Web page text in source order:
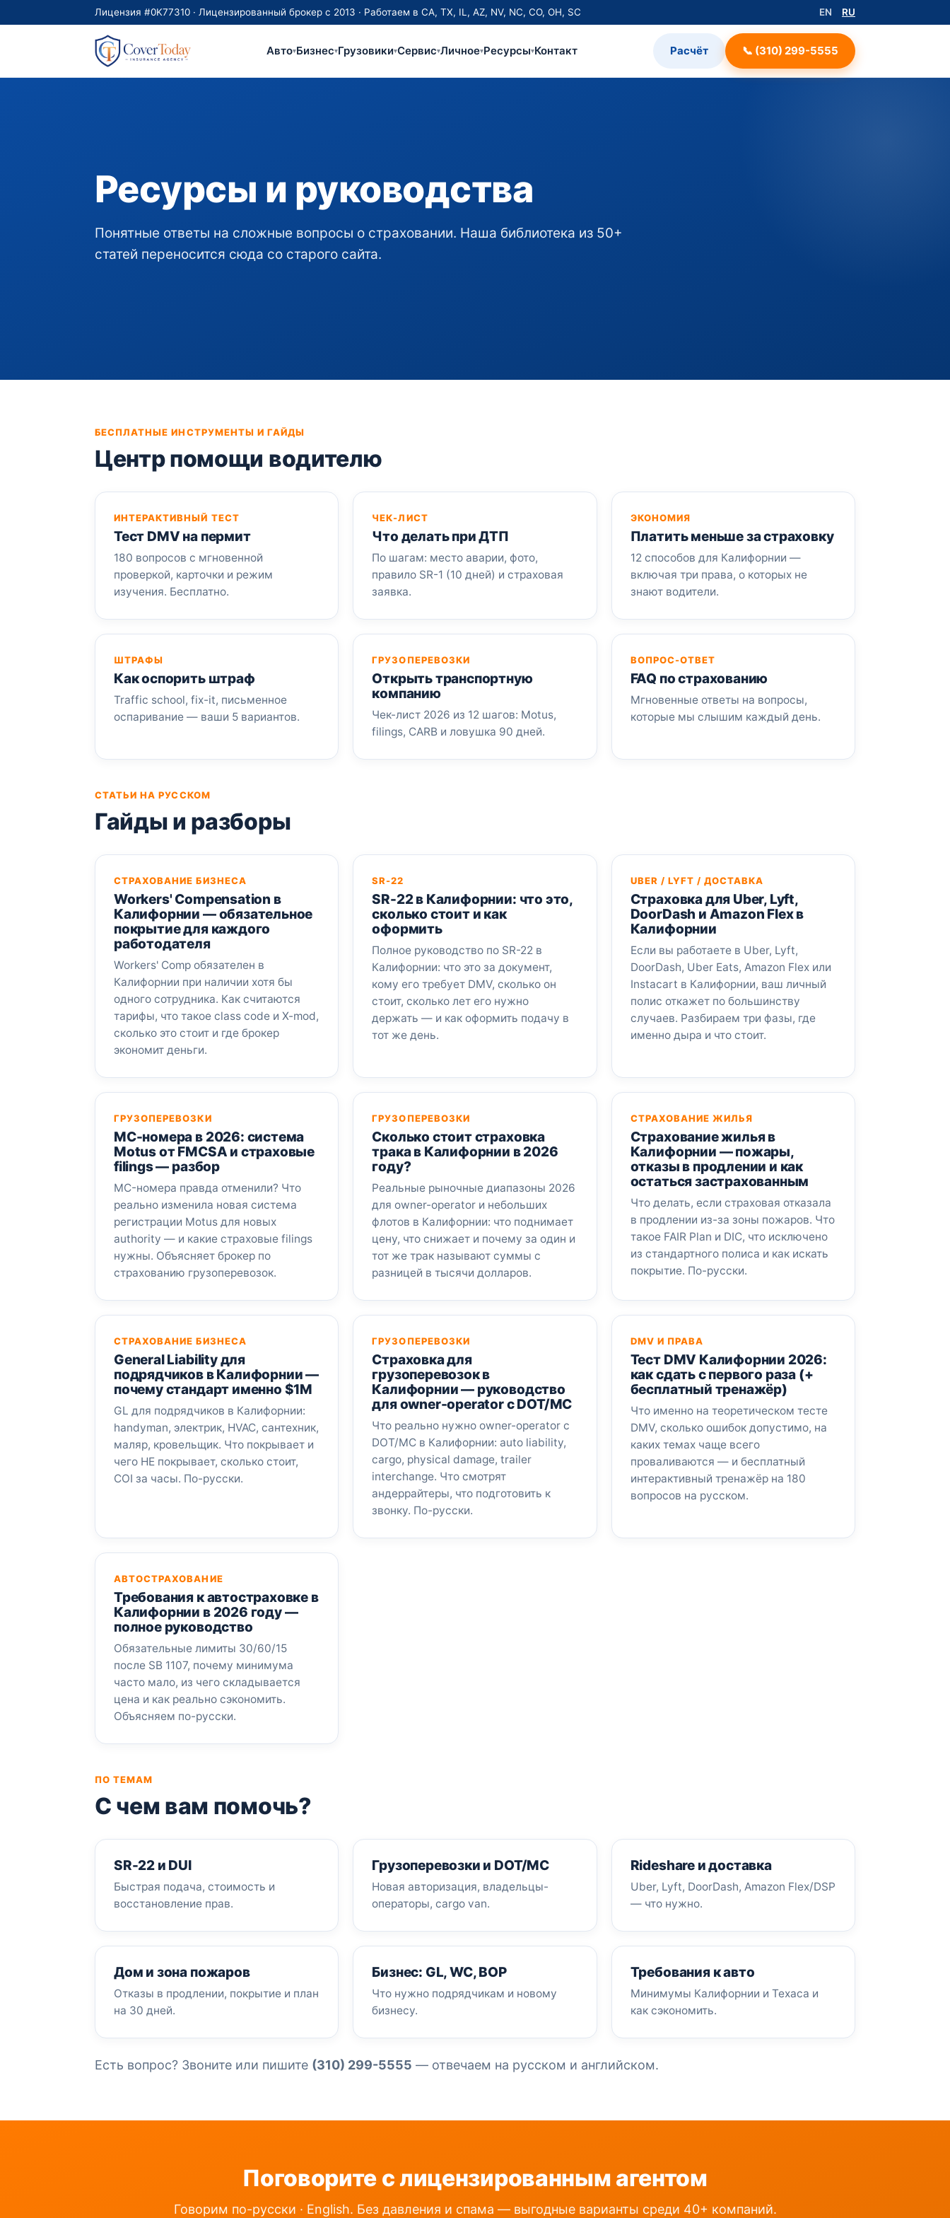
Лицензия #0K77310 · Лицензированный брокер с 2013 · Работаем в CA, TX, IL, AZ, NV, NC, CO, OH, SC EN RU
Авто▾Бизнес▾Грузовики▾Сервис▾Личное▾Ресурсы▾Контакт Расчёт 📞 (310) 299-5555
Ресурсы и руководства
Понятные ответы на сложные вопросы о страховании. Наша библиотека из 50+
статей переносится сюда со старого сайта.
БЕСПЛАТНЫЕ ИНСТРУМЕНТЫ И ГАЙДЫ
Центр помощи водителю
ИНТЕРАКТИВНЫЙ ТЕСТ
Тест DMV на пермит
180 вопросов с мгновенной
проверкой, карточки и режим
изучения. Бесплатно.
ЧЕК-ЛИСТ
Что делать при ДТП
По шагам: место аварии, фото,
правило SR-1 (10 дней) и страховая
заявка.
ЭКОНОМИЯ
Платить меньше за страховку
12 способов для Калифорнии —
включая три права, о которых не
знают водители.
ШТРАФЫ
Как оспорить штраф
Traffic school, fix-it, письменное
оспаривание — ваши 5 вариантов.
ГРУЗОПЕРЕВОЗКИ
Открыть транспортную
компанию
Чек-лист 2026 из 12 шагов: Motus,
filings, CARB и ловушка 90 дней.
ВОПРОС-ОТВЕТ
FAQ по страхованию
Мгновенные ответы на вопросы,
которые мы слышим каждый день.
СТАТЬИ НА РУССКОМ
Гайды и разборы
СТРАХОВАНИЕ БИЗНЕСА
Workers' Compensation в
Калифорнии — обязательное
покрытие для каждого
работодателя
Workers' Comp обязателен в
Калифорнии при наличии хотя бы
одного сотрудника. Как считаются
тарифы, что такое class code и X-mod,
сколько это стоит и где брокер
экономит деньги.
SR-22
SR-22 в Калифорнии: что это,
сколько стоит и как
оформить
Полное руководство по SR-22 в
Калифорнии: что это за документ,
кому его требует DMV, сколько он
стоит, сколько лет его нужно
держать — и как оформить подачу в
тот же день.
UBER / LYFT / ДОСТАВКА
Страховка для Uber, Lyft,
DoorDash и Amazon Flex в
Калифорнии
Если вы работаете в Uber, Lyft,
DoorDash, Uber Eats, Amazon Flex или
Instacart в Калифорнии, ваш личный
полис откажет по большинству
случаев. Разбираем три фазы, где
именно дыра и что стоит.
ГРУЗОПЕРЕВОЗКИ
MC-номера в 2026: система
Motus от FMCSA и страховые
filings — разбор
MC-номера правда отменили? Что
реально изменила новая система
регистрации Motus для новых
authority — и какие страховые filings
нужны. Объясняет брокер по
страхованию грузоперевозок.
ГРУЗОПЕРЕВОЗКИ
Сколько стоит страховка
трака в Калифорнии в 2026
году?
Реальные рыночные диапазоны 2026
для owner-operator и небольших
флотов в Калифорнии: что поднимает
цену, что снижает и почему за один и
тот же трак называют суммы с
разницей в тысячи долларов.
СТРАХОВАНИЕ ЖИЛЬЯ
Страхование жилья в
Калифорнии — пожары,
отказы в продлении и как
остаться застрахованным
Что делать, если страховая отказала
в продлении из-за зоны пожаров. Что
такое FAIR Plan и DIC, что исключено
из стандартного полиса и как искать
покрытие. По-русски.
СТРАХОВАНИЕ БИЗНЕСА
General Liability для
подрядчиков в Калифорнии —
почему стандарт именно $1M
GL для подрядчиков в Калифорнии:
handyman, электрик, HVAC, сантехник,
маляр, кровельщик. Что покрывает и
чего НЕ покрывает, сколько стоит,
COI за часы. По-русски.
ГРУЗОПЕРЕВОЗКИ
Страховка для
грузоперевозок в
Калифорнии — руководство
для owner-operator с DOT/MC
Что реально нужно owner-operator с
DOT/MC в Калифорнии: auto liability,
cargo, physical damage, trailer
interchange. Что смотрят
андеррайтеры, что подготовить к
звонку. По-русски.
DMV И ПРАВА
Тест DMV Калифорнии 2026:
как сдать с первого раза (+
бесплатный тренажёр)
Что именно на теоретическом тесте
DMV, сколько ошибок допустимо, на
каких темах чаще всего
проваливаются — и бесплатный
интерактивный тренажёр на 180
вопросов на русском.
АВТОСТРАХОВАНИЕ
Требования к автостраховке в
Калифорнии в 2026 году —
полное руководство
Обязательные лимиты 30/60/15
после SB 1107, почему минимума
часто мало, из чего складывается
цена и как реально сэкономить.
Объясняем по-русски.
ПО ТЕМАМ
С чем вам помочь?
SR-22 и DUI
Быстрая подача, стоимость и
восстановление прав.
Грузоперевозки и DOT/MC
Новая авторизация, владельцы-
операторы, cargo van.
Rideshare и доставка
Uber, Lyft, DoorDash, Amazon Flex/DSP
— что нужно.
Дом и зона пожаров
Отказы в продлении, покрытие и план
на 30 дней.
Бизнес: GL, WC, BOP
Что нужно подрядчикам и новому
бизнесу.
Требования к авто
Минимумы Калифорнии и Техаса и
как сэкономить.
Есть вопрос? Звоните или пишите (310) 299-5555 — отвечаем на русском и английском.
Поговорите с лицензированным агентом
Говорим по-русски · English. Без давления и спама — выгодные варианты среди 40+ компаний.